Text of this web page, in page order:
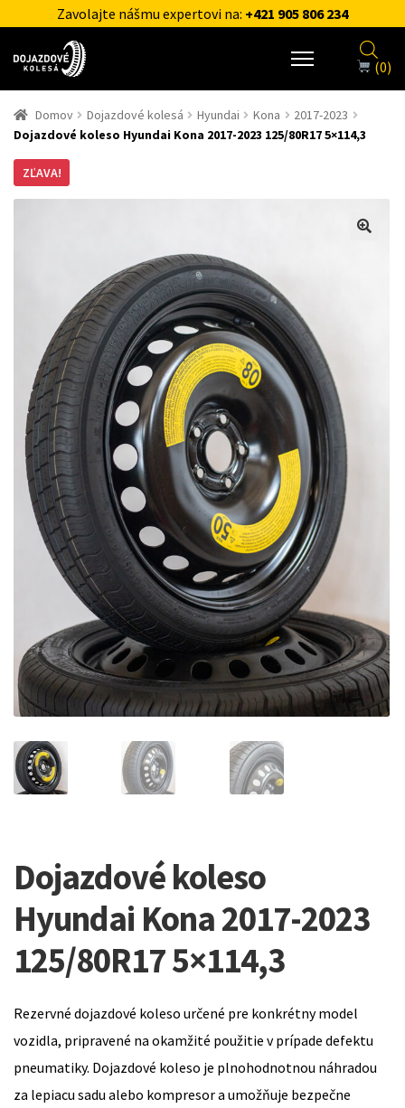
Zavolajte nášmu expertovi na: +421 905 806 234
(0)
Domov Dojazdové kolesá Hyundai Kona
2017-2023
Dojazdové koleso Hyundai Kona 2017-2023 125/80R17 5×114,3
ZĽAVA!
Dojazdové koleso
Hyundai Kona 2017-2023
125/80R17 5×114,3
Rezervné dojazdové koleso určené pre konkrétny model
vozidla, pripravené na okamžité použitie v prípade defektu
pneumatiky. Dojazdové koleso je plnohodnotnou náhradou
za lepiacu sadu alebo kompresor a umožňuje bezpečne